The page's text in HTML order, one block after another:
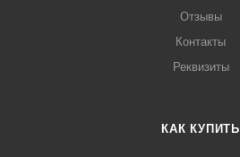
Отзывы
Контакты
Реквизиты
КАК КУПИТЬ